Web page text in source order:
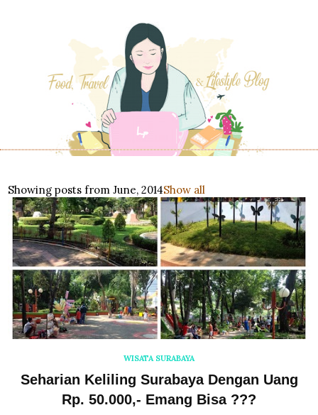
Showing posts from June, 2014Show all
WISATA SURABAYA
Seharian Keliling Surabaya Dengan Uang
Rp. 50.000,- Emang Bisa ???